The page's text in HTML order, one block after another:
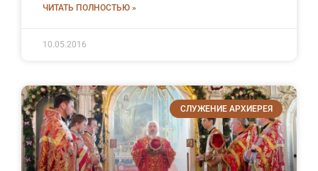
ЧИТАТЬ ПОЛНОСТЬЮ »
10.05.2016
СЛУЖЕНИЕ АРХИЕРЕЯ